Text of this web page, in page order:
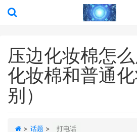
压边化妆棉怎
化妆棉和普通
别）
> 话题 > 打电话